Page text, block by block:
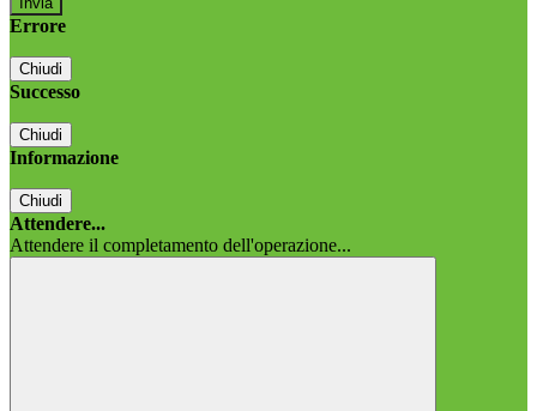
Errore
Chiudi
Successo
Chiudi
Informazione
Chiudi
Attendere...
Attendere il completamento dell'operazione...